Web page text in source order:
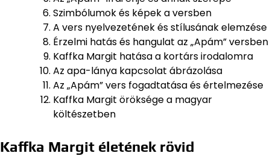
Szimbólumok és képek a versben
A vers nyelvezetének és stílusának elemzése
Érzelmi hatás és hangulat az „Apám” versben
Kaffka Margit hatása a kortárs irodalomra
Az apa-lánya kapcsolat ábrázolása
Az „Apám” vers fogadtatása és értelmezése
Kaffka Margit öröksége a magyar
költészetben
Kaffka Margit életének rövid